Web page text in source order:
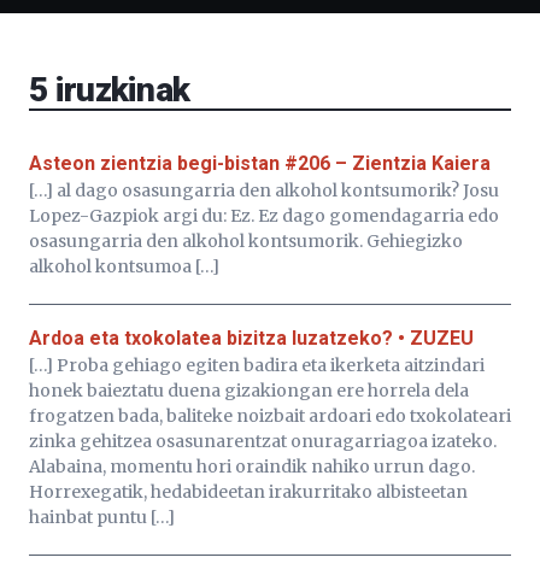
5 iruzkinak
Asteon zientzia begi-bistan #206 – Zientzia Kaiera
[…] al dago osasungarria den alkohol kontsumorik? Josu
Lopez-Gazpiok argi du: Ez. Ez dago gomendagarria edo
osasungarria den alkohol kontsumorik. Gehiegizko
alkohol kontsumoa […]
Ardoa eta txokolatea bizitza luzatzeko? • ZUZEU
[…] Proba gehiago egiten badira eta ikerketa aitzindari
honek baieztatu duena gizakiongan ere horrela dela
frogatzen bada, baliteke noizbait ardoari edo txokolateari
zinka gehitzea osasunarentzat onuragarriagoa izateko.
Alabaina, momentu hori oraindik nahiko urrun dago.
Horrexegatik, hedabideetan irakurritako albisteetan
hainbat puntu […]